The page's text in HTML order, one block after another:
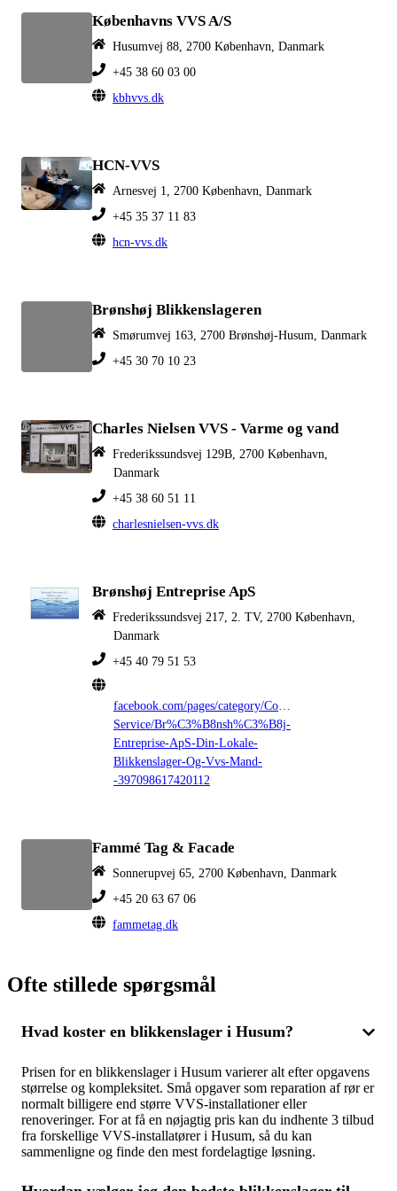
Københavns VVS A/S
Husumvej 88, 2700 København, Danmark
+45 38 60 03 00
kbhvvs.dk
HCN-VVS
Arnesvej 1, 2700 København, Danmark
+45 35 37 11 83
hcn-vvs.dk
Brønshøj Blikkenslageren
Smørumvej 163, 2700 Brønshøj-Husum, Danmark
+45 30 70 10 23
Charles Nielsen VVS - Varme og vand
Frederikssundsvej 129B, 2700 København,
Danmark
+45 38 60 51 11
charlesnielsen-vvs.dk
Brønshøj Entreprise ApS
Frederikssundsvej 217, 2. TV, 2700 København,
Danmark
+45 40 79 51 53
facebook.com/pages/category/Community-
Service/Br%C3%B8nsh%C3%B8j-
Entreprise-ApS-Din-Lokale-
Blikkenslager-Og-Vvs-Mand-
-397098617420112
Fammé Tag & Facade
Sonnerupvej 65, 2700 København, Danmark
+45 20 63 67 06
fammetag.dk
Ofte stillede spørgsmål
Hvad koster en blikkenslager i Husum?
Prisen for en blikkenslager i Husum varierer alt efter opgavens
størrelse og kompleksitet. Små opgaver som reparation af rør er
normalt billigere end større VVS-installationer eller
renoveringer. For at få en nøjagtig pris kan du indhente 3 tilbud
fra forskellige VVS-installatører i Husum, så du kan
sammenligne og finde den mest fordelagtige løsning.